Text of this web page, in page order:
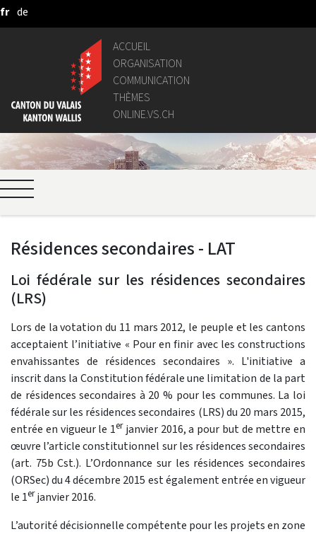
Saut au contenu principal
fr de
ACCUEIL
ORGANISATION
COMMUNICATION
THÈMES
ONLINE.VS.CH
Résidences secondaires - LAT
Loi fédérale sur les résidences secondaires
(LRS)
Lors de la votation du 11 mars 2012, le peuple et les cantons
acceptaient l’initiative « Pour en finir avec les constructions
envahissantes de résidences secondaires ». L'initiative a
inscrit dans la Constitution fédérale une limitation de la part
de résidences secondaires à 20 % pour les communes. La loi
fédérale sur les résidences secondaires (LRS) du 20 mars 2015,
entrée en vigueur le 1erjanvier 2016, a pour but de mettre en
œuvre l’article constitutionnel sur les résidences secondaires
(art. 75b Cst.). L’Ordonnance sur les résidences secondaires
(ORSec) du 4 décembre 2015 est également entrée en vigueur
le 1erjanvier 2016.
L’autorité décisionnelle compétente pour les projets en zone